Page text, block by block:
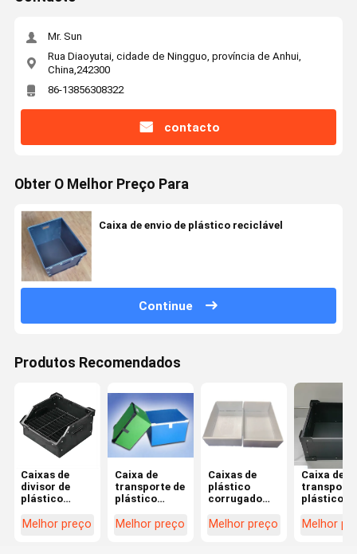
Mr. Sun
Rua Diaoyutai, cidade de Ningguo, província de Anhui,
China,242300
86-13856308322
contacto
Obter O Melhor Preço Para
Caixa de envio de plástico reciclável
Continue
Produtos Recomendados
Caixas de
divisor de
plástico
resistentes a
Melhor preço
Caixa de
transporte de
plástico
Caixas de
Melhor preço
Caixas de
plástico
corrugado
personalizado
Melhor preço
Caixa de
transporte
plástico
de bom
Melhor